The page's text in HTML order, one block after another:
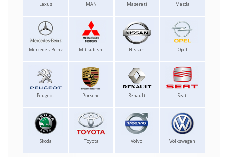
Lexus MAN Maserati Mazda
Mercedes-Benz Mitsubishi Nissan Opel
Peugeot Porsche Renault Seat
Skoda Toyota Volvo Volkswagen